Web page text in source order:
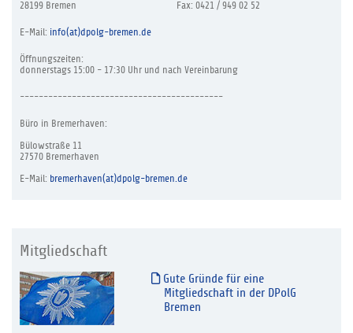
28199 Bremen
Fax: 0421 / 949 02 52
E-Mail: info(at)dpolg-bremen.de
Öffnungszeiten:
donnerstags 15:00 - 17:30 Uhr und nach Vereinbarung
-------------------------------------------
Büro in Bremerhaven:
Bülowstraße 11
27570 Bremerhaven
E-Mail: bremerhaven(at)dpolg-bremen.de
Mitgliedschaft
Gute Gründe für eine
Mitgliedschaft in der DPolG
Bremen